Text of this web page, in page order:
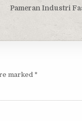
Pameran Industri
marked *